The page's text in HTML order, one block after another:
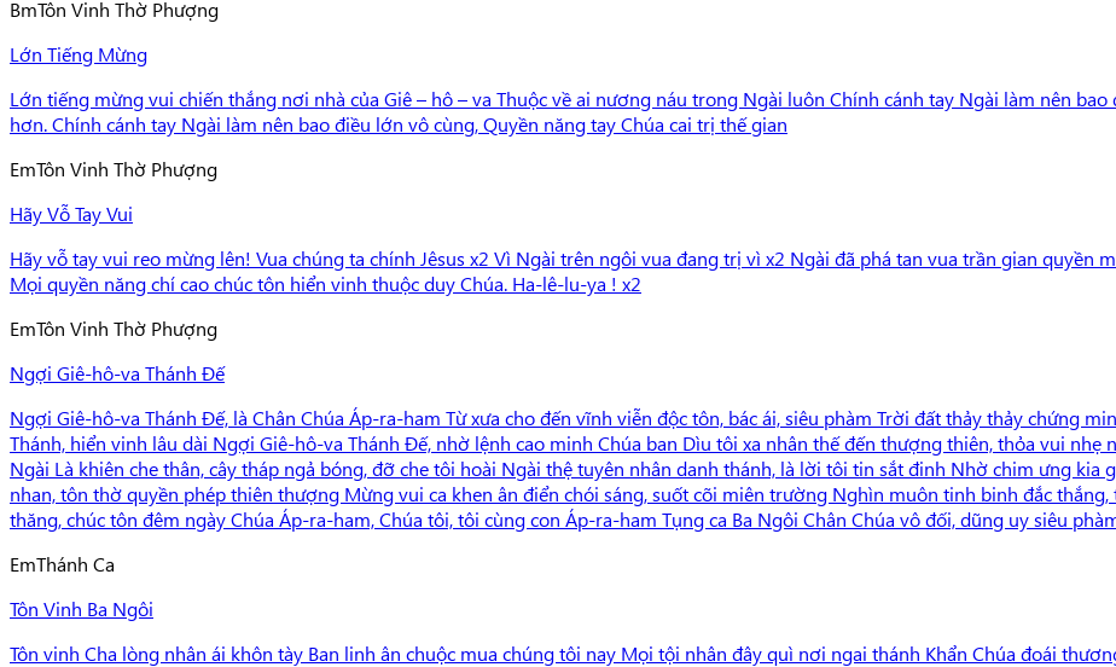
BmTôn Vinh Thờ Phượng
Lớn Tiếng Mừng
Lớn tiếng mừng vui chiến thắng nơi nhà của Giê – hô – va Thuộc về ai nương náu trong Ngài luôn Chính cánh tay Ngài làm nên
hơn. Chính cánh tay Ngài làm nên bao điều lớn vô cùng, Quyền năng tay Chúa cai trị thế gian
EmTôn Vinh Thờ Phượng
Hãy Vỗ Tay Vui
Hãy vỗ tay vui reo mừng lên! Vua chúng ta chính Jêsus x2 Vì Ngài trên ngôi vua đang trị vì x2 Ngài đã phá tan vua trần gian quyền
Mọi quyền năng chí cao chúc tôn hiển vinh thuộc duy Chúa. Ha-lê-lu-ya ! x2
EmTôn Vinh Thờ Phượng
Ngợi Giê-hô-va Thánh Đế
Ngợi Giê-hô-va Thánh Đế, là Chân Chúa Áp-ra-ham Từ xưa cho đến vĩnh viễn độc tôn, bác ái, siêu phàm Trời đất thảy thảy chứng
Thánh, hiển vinh lâu dài Ngợi Giê-hô-va Thánh Đế, nhờ lệnh cao minh Chúa ban Dìu tôi xa nhân thế đến thượng thiên, thỏa vui
Ngài Là khiên che thân, cây tháp ngả bóng, đỡ che tôi hoài Ngài thệ tuyên nhân danh thánh, là lời tôi tin sắt đinh Nhờ chim ưng kia
nhan, tôn thờ quyền phép thiên thượng Mừng vui ca khen ân điển chói sáng, suốt cõi miên trường Nghìn muôn tinh binh đắc
thăng, chúc tôn đêm ngày Chúa Áp-ra-ham, Chúa tôi, tôi cùng con Áp-ra-ham Tụng ca Ba Ngôi Chân Chúa vô đối, dũng uy siêu
EmThánh Ca
Tôn Vinh Ba Ngôi
Tôn vinh Cha lòng nhân ái khôn tày Ban linh ân chuộc mua chúng tôi nay Mọi tội nhân đây quì nơi ngai thánh Khẩn Chúa đoái